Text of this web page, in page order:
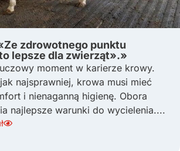
zdrowotnego punktu
lepsze dla zwierząt».»
moment w karierze krowy.
najsprawniej, krowa musi mieć
i nienaganną higienę. Obora
najlepsze warunki do wycielenia....